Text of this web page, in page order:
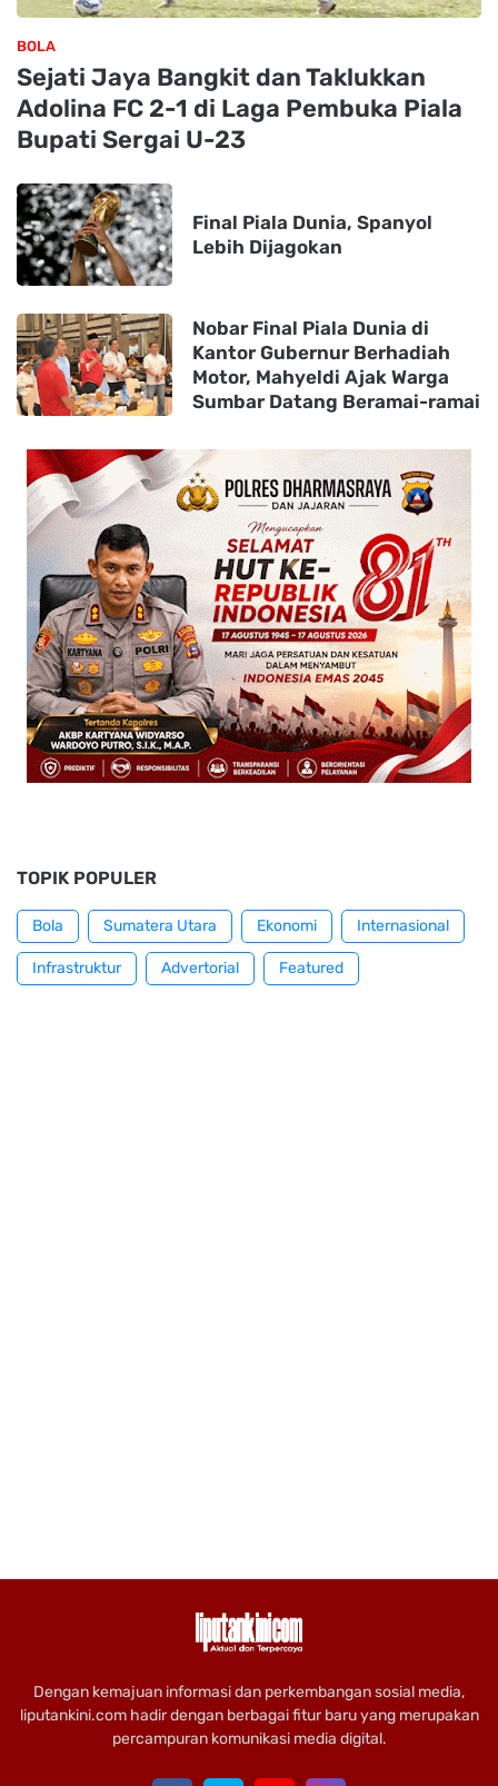
BOLA
Sejati Jaya Bangkit dan Taklukkan
Adolina FC 2-1 di Laga Pembuka Piala
Bupati Sergai U-23
Final Piala Dunia, Spanyol
Lebih Dijagokan
Nobar Final Piala Dunia di
Kantor Gubernur Berhadiah
Motor, Mahyeldi Ajak Warga
Sumbar Datang Beramai-ramai
TOPIK POPULER
Bola Sumatera Utara Ekonomi Internasional
Infrastruktur Advertorial Featured
Dengan kemajuan informasi dan perkembangan sosial media,
liputankini.com hadir dengan berbagai fitur baru yang merupakan
percampuran komunikasi media digital.